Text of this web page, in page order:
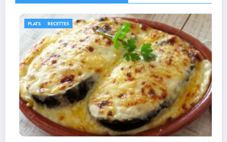
IDÉES RECETTES RECETTES